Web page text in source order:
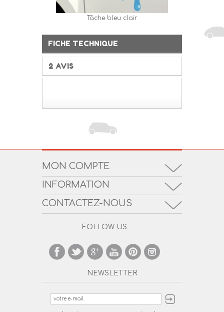
Tâche bleu clair
FICHE TECHNIQUE
2 AVIS
MON COMPTE
INFORMATION
CONTACTEZ-NOUS
FOLLOW US
NEWSLETTER